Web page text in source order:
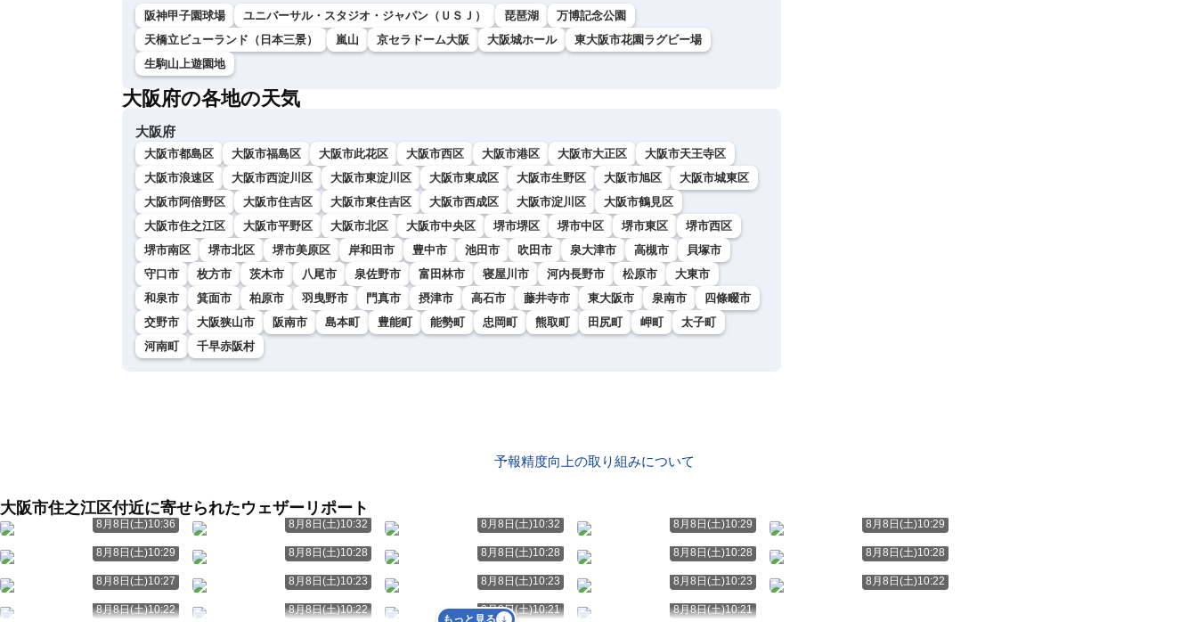
阪神甲子園球場 ユニバーサル・スタジオ・ジャパン（ＵＳＪ） 琵琶湖
万博記念公園
天橋立ビューランド（日本三景）
嵐山 京セラドーム大阪 大阪城ホール
東大阪市花園ラグビー場
生駒山上遊園地
大阪府の各地の天気
大阪府
大阪市都島区 大阪市福島区 大阪市此花区 大阪市西区 大阪市港区 大阪市大正区
大阪市天王寺区
大阪市浪速区
大阪市西淀川区 大阪市東淀川区 大阪市東成区 大阪市生野区 大阪市旭区
大阪市城東区
大阪市阿倍野区
大阪市住吉区 大阪市東住吉区 大阪市西成区 大阪市淀川区
大阪市鶴見区
大阪市住之江区
大阪市平野区 大阪市北区 大阪市中央区 堺市堺区 堺市中区 堺市東区
堺市西区
堺市南区
堺市北区 堺市美原区 岸和田市 豊中市 池田市 吹田市 泉大津市 高槻市
貝塚市
守口市
枚方市 茨木市 八尾市 泉佐野市 富田林市 寝屋川市 河内長野市 松原市
大東市
和泉市
箕面市 柏原市 羽曳野市 門真市 摂津市 高石市 藤井寺市 東大阪市 泉南市
四條畷市
交野市
大阪狭山市 阪南市 島本町 豊能町 能勢町 忠岡町 熊取町 田尻町 岬町
太子町
河南町
千早赤阪村
予報精度向上の取り組みについて
大阪市住之江区付近に寄せられたウェザーリポート
8月8日(土)10:36 8月8日(土)10:32 8月8日(土)10:32 8月8日(土)10:29 8月8日(土)10:29
8月8日(土)10:29 8月8日(土)10:28 8月8日(土)10:28 8月8日(土)10:28 8月8日(土)10:28
8月8日(土)10:27 8月8日(土)10:23 8月8日(土)10:23 8月8日(土)10:23 8月8日(土)10:22
8月8日(土)10:22 8月8日(土)10:22 8月8日(土)10:21 8月8日(土)10:21
もっと見る